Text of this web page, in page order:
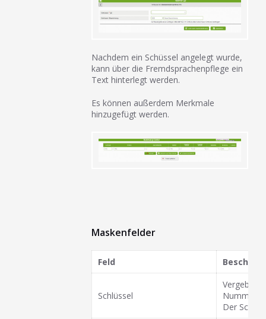
Nachdem ein Schüssel angelegt wurde,
kann über die Fremdsprachenpflege ein
Text hinterlegt werden.
Es können außerdem Merkmale
hinzugefügt werden.
Maskenfelder
Feld
Schlüssel
Vergeben
Nummer
Der